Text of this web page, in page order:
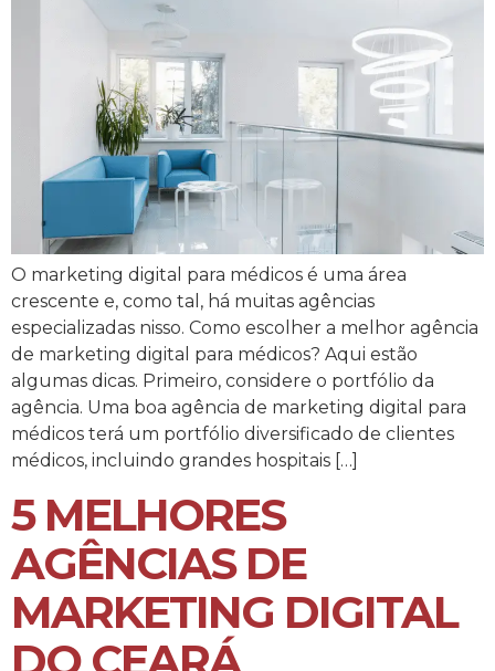
O marketing digital para médicos é uma área
crescente e, como tal, há muitas agências
especializadas nisso. Como escolher a melhor agência
de marketing digital para médicos? Aqui estão
algumas dicas. Primeiro, considere o portfólio da
agência. Uma boa agência de marketing digital para
médicos terá um portfólio diversificado de clientes
médicos, incluindo grandes hospitais […]
5 MELHORES
AGÊNCIAS DE
MARKETING DIGITAL
DO CEARÁ